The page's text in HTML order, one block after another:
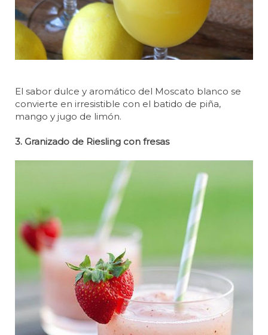
El sabor dulce y aromático del Moscato blanco se
convierte en irresistible con el batido de piña,
mango y jugo de limón.
3. Granizado de Riesling con fresas